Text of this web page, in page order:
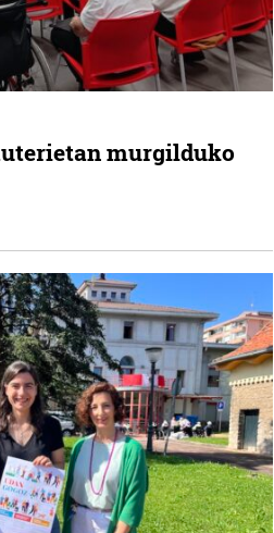
murgilduko